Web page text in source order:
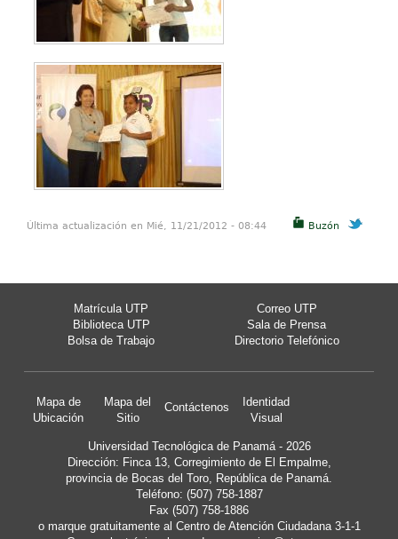
Buzón
Última actualización en Mié, 11/21/2012 - 08:44
Matrícula UTP
Correo UTP
Biblioteca UTP
Sala de Prensa
Bolsa de Trabajo
Directorio Telefónico
Mapa de
Ubicación
Mapa del
Sitio
Contáctenos
Identidad
Visual
Universidad Tecnológica de Panamá - 2026
Dirección: Finca 13, Corregimiento de El Empalme,
provincia de Bocas del Toro, República de Panamá.
Teléfono: (507) 758-1887
Fax (507) 758-1886
o marque gratuitamente al Centro de Atención Ciudadana 3-1-1